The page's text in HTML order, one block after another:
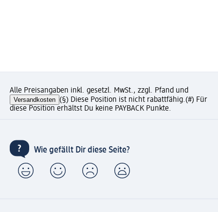
Alle Preisangaben inkl. gesetzl. MwSt., zzgl. Pfand und
Versandkosten (§) Diese Position ist nicht rabattfähig.(#) Für
diese Position erhältst Du keine PAYBACK Punkte.
Wie gefällt Dir diese Seite?